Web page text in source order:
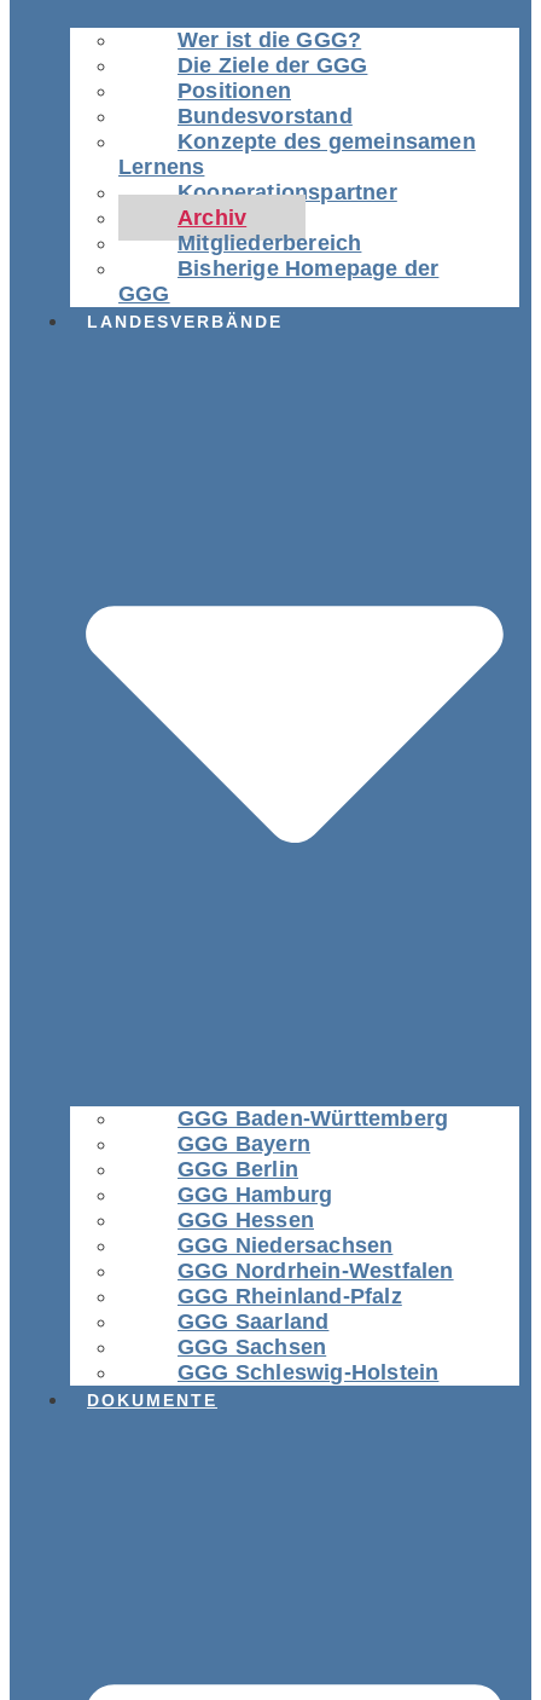
Wer ist die GGG?
Die Ziele der GGG
Positionen
Bundesvorstand
Konzepte des gemeinsamen
Lernens
Kooperationspartner
Archiv
Mitgliederbereich
Bisherige Homepage der
GGG
LANDESVERBÄNDE
GGG Baden-Württemberg
GGG Bayern
GGG Berlin
GGG Hamburg
GGG Hessen
GGG Niedersachsen
GGG Nordrhein-Westfalen
GGG Rheinland-Pfalz
GGG Saarland
GGG Sachsen
GGG Schleswig-Holstein
DOKUMENTE